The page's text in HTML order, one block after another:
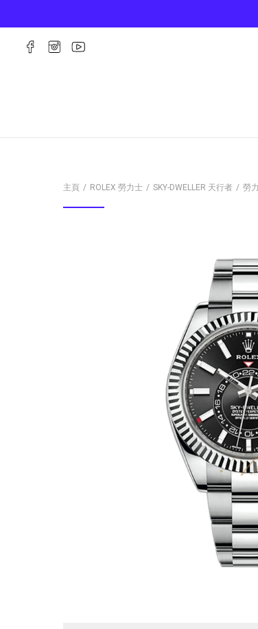
主頁 ROLEX 勞力士 SKY-DWELLER 天行者 勞